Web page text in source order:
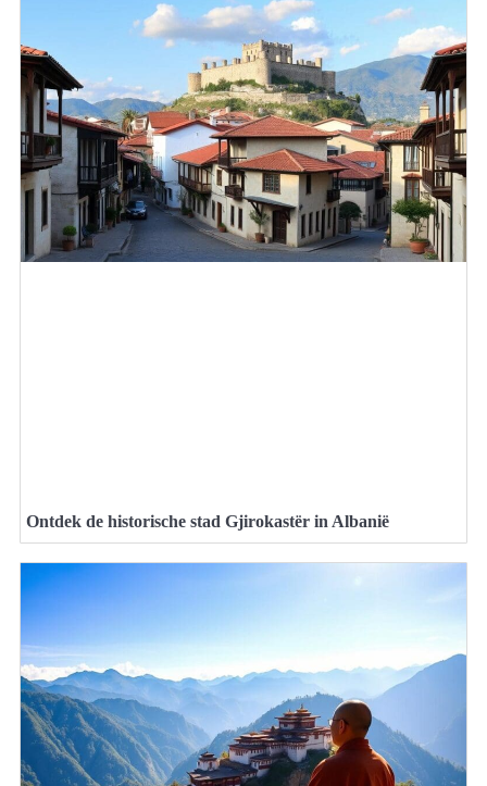
Ontdek de historische stad Gjirokastër in Albanië